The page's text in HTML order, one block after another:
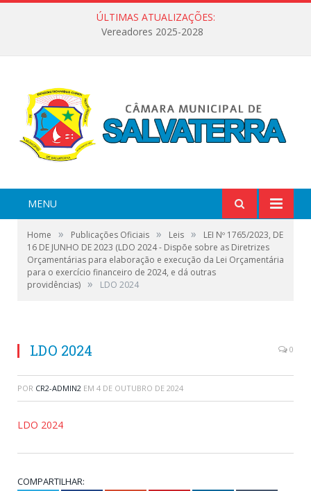
ÚLTIMAS ATUALIZAÇÕES:
Vereadores 2025-2028
MENU
Home » Publicações Oficiais » Leis »
LEI Nº 1765/2023, DE
16 DE JUNHO DE 2023 (LDO 2024 - Dispõe sobre as Diretrizes
Orçamentárias para elaboração e execução da Lei Orçamentária
para o exercício financeiro de 2024, e dá outras
providências) » LDO 2024
LDO 2024 0
POR CR2-ADMIN2 EM 4 DE OUTUBRO DE 2024
LDO 2024
COMPARTILHAR: